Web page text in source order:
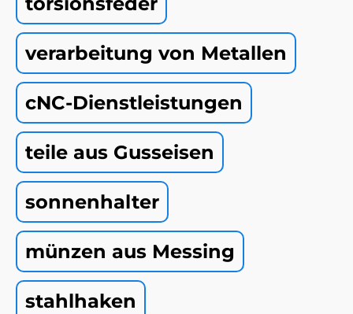
verarbeitung von Metallen
cNC-Dienstleistungen
teile aus Gusseisen
sonnenhalter
münzen aus Messing
stahlhaken